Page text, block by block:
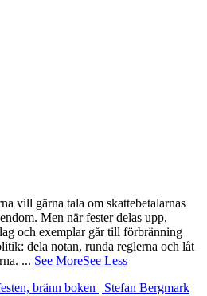
vill gärna tala om skattebetalarnas
Men när fester delas upp,
och exemplar går till förbränning
dela notan, runda reglerna och låt
... See MoreSee Less
bränn boken | Stefan Bergmark